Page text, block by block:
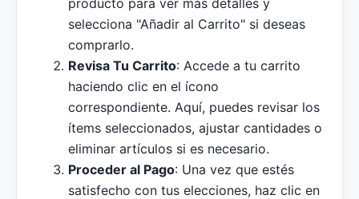
selecciona "Añadir al Carrito" si deseas
comprarlo.
Revisa Tu Carrito: Accede a tu carrito
haciendo clic en el ícono
correspondiente. Aquí, puedes revisar los
ítems seleccionados, ajustar cantidades o
eliminar artículos si es necesario.
Proceder al Pago: Una vez que estés
satisfecho con tus elecciones, haz clic en